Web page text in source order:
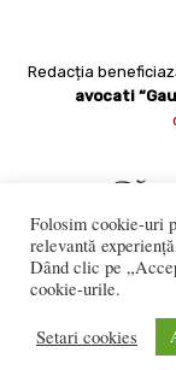
Redacția
avocati
numai cu acordul
Folosim cookie-uri
relevantă
Dând clic pe
cookie-urile.
Setari cookies